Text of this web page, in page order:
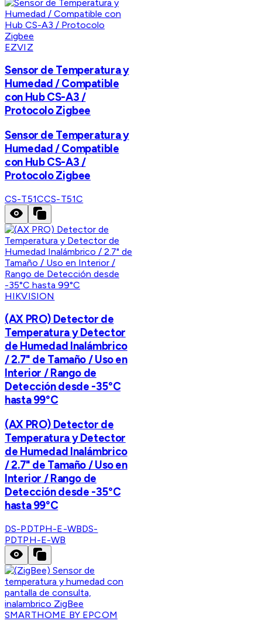
EZVIZ
Sensor de Temperatura y
Humedad / Compatible
con Hub CS-A3 /
Protocolo Zigbee
Sensor de Temperatura y
Humedad / Compatible
con Hub CS-A3 /
Protocolo Zigbee
CS-T51CCS-T51C
HIKVISION
(AX PRO) Detector de
Temperatura y Detector
de Humedad Inalámbrico
/ 2.7" de Tamaño / Uso en
Interior / Rango de
Detección desde -35°C
hasta 99°C
(AX PRO) Detector de
Temperatura y Detector
de Humedad Inalámbrico
/ 2.7" de Tamaño / Uso en
Interior / Rango de
Detección desde -35°C
hasta 99°C
DS-PDTPH-E-WBDS-
PDTPH-E-WB
SMARTHOME BY EPCOM